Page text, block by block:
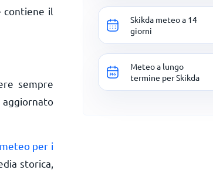
contiene il
sempre
aggiornato
per i
storica,
Skikda meteo a 14
giorni
Meteo a lungo
termine per Skikda